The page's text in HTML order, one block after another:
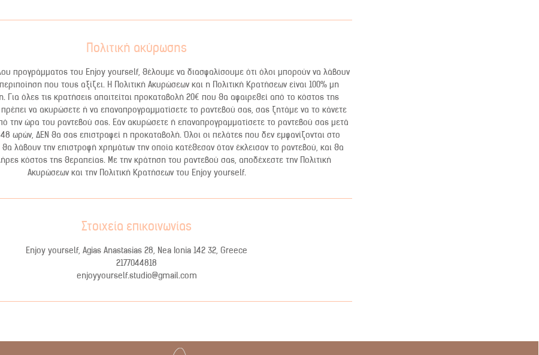
Πολιτική ακύρωσης
προγράμματος του Enjoy yourself, θέλουμε να διασφαλίσουμε ότι όλοι μπορούν να λάβουν
που τους αξίζει. Η Πολιτική Ακυρώσεων και η Πολιτική Κρατήσεων είναι 100% μη
Για όλες τις κρατήσεις απαιτείται προκαταβολή 20€ που θα αφαιρεθεί από το κόστος της
να ακυρώσετε ή να επαναπρογραμματίσετε το ραντεβού σας, σας ζητάμε να το κάνετε
την ώρα του ραντεβού σας. Εάν ακυρώσετε ή επαναπρογραμματίσετε το ραντεβού σας μετά
ωρών, ΔΕΝ θα σας επιστραφεί η προκαταβολή. Όλοι οι πελάτες που δεν εμφανίζονται στο
λάβουν την επιστροφή χρημάτων την οποία κατέθεσαν όταν έκλεισαν το ραντεβού, και θα
κόστος της θεραπείας. Με την κράτηση του ραντεβού σας, αποδέχεστε την Πολιτική
Ακυρώσεων και την Πολιτική Κρατήσεων του Enjoy yourself.
Στοιχεία επικοινωνίας
Enjoy yourself, Agias Anastasias 28, Nea Ionia 142 32, Greece
2177044818
enjoyyourself.studio@gmail.com